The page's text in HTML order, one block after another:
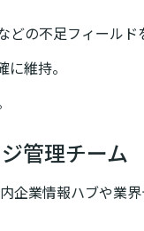
の不足フィールド
維持。
管理チーム
企業情報ハブや業界